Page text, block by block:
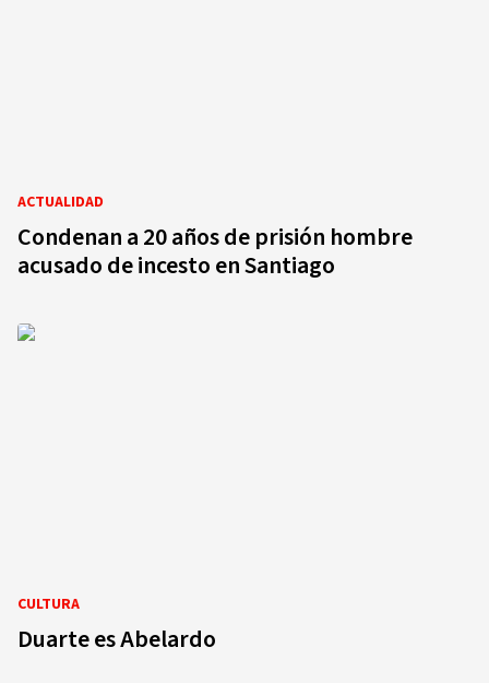
ACTUALIDAD
Condenan a 20 años de prisión hombre
acusado de incesto en Santiago
CULTURA
Duarte es Abelardo